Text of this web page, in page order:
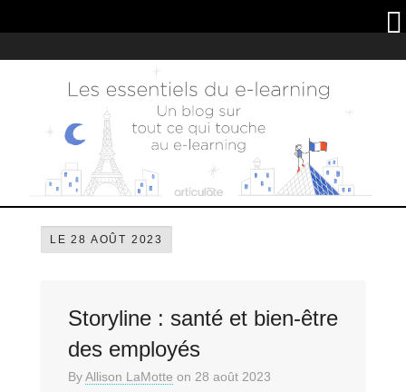
LE 28 AOÛT 2023
Storyline : santé et bien-être
des employés
ByAllison LaMotte on 28 août 2023